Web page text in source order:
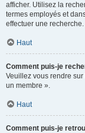
afficher. Utilisez la
termes employés et
effectuer une recherche.
Haut
Comment puis-je
Veuillez vous rendre
un membre ».
Haut
Comment puis-je